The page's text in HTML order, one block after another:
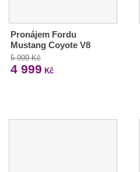
Pronájem Fordu
Mustang Coyote V8
5 999 Kč
4 999 Kč